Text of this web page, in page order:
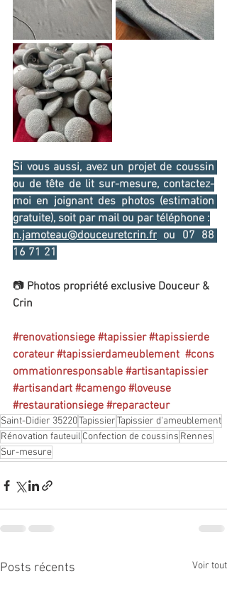
Si vous aussi, avez un projet de coussin
ou de tête de lit sur-mesure, contactez-
moi en joignant des photos (estimation
gratuite), soit par mail ou par téléphone :
n.jamoteau@douceuretcrin.fr ou 07 88
16 71 21
📷 Photos propriété exclusive Douceur &
Crin
#renovationsiege #tapissier #tapissierde
corateur #tapissierdameublement #cons
ommationresponsable #artisantapissier
#artisandart #camengo #loveuse
#restaurationsiege #reparacteur
Saint-Didier 35220TapissierTapissier d'ameublement
Rénovation fauteuil Confection de coussins Rennes
Sur-mesure
Posts récents Voir tout